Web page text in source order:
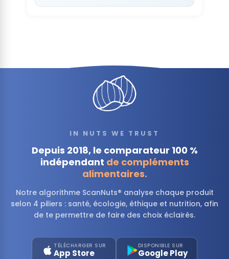
IN NUTS WE TRUST
Depuis 2018, le comparateur 100 %
indépendant de compléments
alimentaires.
Notre algorithme ScanNuts® analyse chaque produit
selon 4 piliers : santé, écologie, éthique et nutrition, afin
de te permettre de faire des choix éclairés.
TÉLÉCHARGER SUR
App Store
DISPONIBLE SUR
Google Play